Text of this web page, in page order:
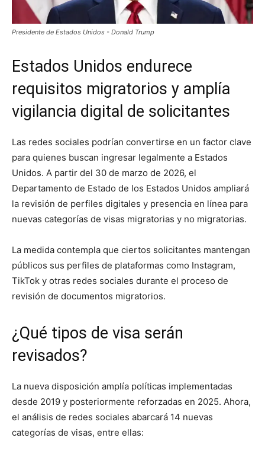
Presidente de Estados Unidos - Donald Trump
Estados Unidos endurece
requisitos migratorios y amplía
vigilancia digital de solicitantes
Las redes sociales podrían convertirse en un factor clave
para quienes buscan ingresar legalmente a Estados
Unidos. A partir del 30 de marzo de 2026, el
Departamento de Estado de los Estados Unidos ampliará
la revisión de perfiles digitales y presencia en línea para
nuevas categorías de visas migratorias y no migratorias.
La medida contempla que ciertos solicitantes mantengan
públicos sus perfiles de plataformas como Instagram,
TikTok y otras redes sociales durante el proceso de
revisión de documentos migratorios.
¿Qué tipos de visa serán
revisados?
La nueva disposición amplía políticas implementadas
desde 2019 y posteriormente reforzadas en 2025. Ahora,
el análisis de redes sociales abarcará 14 nuevas
categorías de visas, entre ellas: